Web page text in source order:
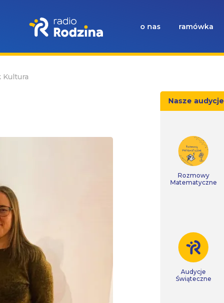
o nas ramówka
Kultura
Nasze audycje
Rozmowy
Matematyczne
Audycje
Świąteczne